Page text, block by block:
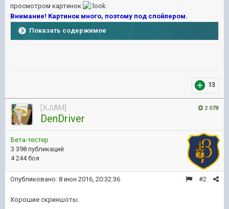
просмотром картинок
Внимание! Картинок много, поэтому под спойлером.
Показать содержимое
13
2 078
[XJIAM]
DenDriver
Бета-тестер
3 398 публикаций
4 244 боя
#2
Опубликовано: 8 июн 2016, 20:32:36
Хорошие скриншоты.